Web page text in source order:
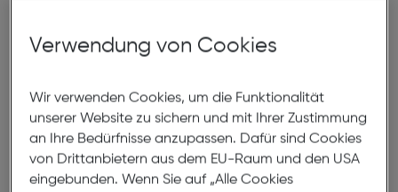
Axxtra HDMI auf DVI 1m
ArtNr.: 775189733
PRODUKTINFORMATIONEN
- unterstützt DVI single oder dual link
Verwendung von Cookies
Wir verwenden Cookies, um die Funktionalität
unserer Website zu sichern und mit Ihrer Zustimmung
an Ihre Bedürfnisse anzupassen. Dafür sind Cookies
von Drittanbietern aus dem EU-Raum und den USA
eingebunden. Wenn Sie auf „Alle Cookies